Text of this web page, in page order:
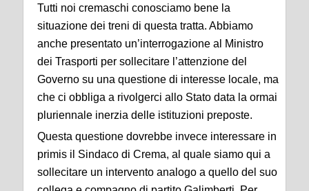
Tutti noi cremaschi conosciamo bene la
situazione dei treni di questa tratta. Abbiamo
anche presentato un’interrogazione al Ministro
dei Trasporti per sollecitare l’attenzione del
Governo su una questione di interesse locale, ma
che ci obbliga a rivolgerci allo Stato data la ormai
pluriennale inerzia delle istituzioni preposte.
Questa questione dovrebbe invece interessare in
primis il Sindaco di Crema, al quale siamo qui a
sollecitare un intervento analogo a quello del suo